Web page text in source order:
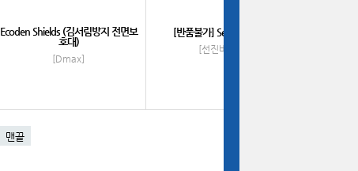
Ecoden Shields (김서림방지 전면보
호대)
[Dmax]
[반품불가] Sense Cleaner
[선진바이오]
맨끝